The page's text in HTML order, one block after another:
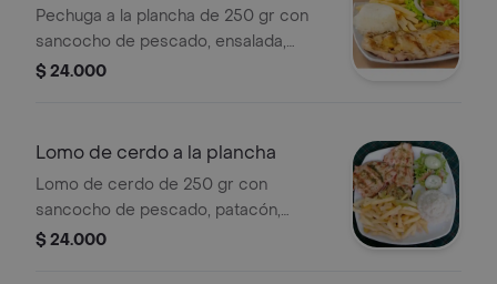
Pechuga a la plancha de 250 gr con
sancocho de pescado, ensalada,
patacón, papa a la francesa y arroz a
$ 24.000
Lomo de cerdo a la plancha
Lomo de cerdo de 250 gr con
sancocho de pescado, patacón,
ensalada, papa a la francesa y arroz a
$ 24.000